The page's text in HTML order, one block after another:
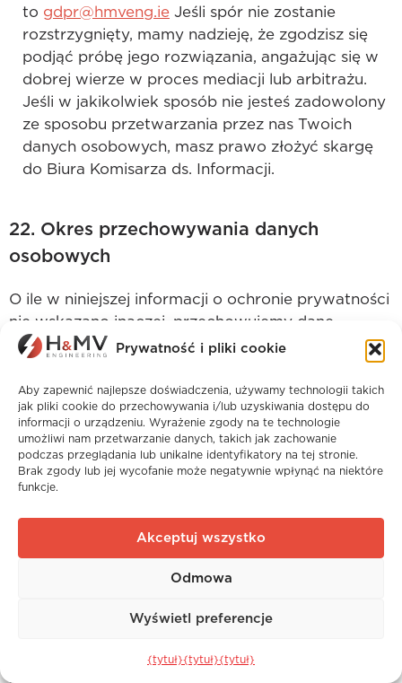
Prywatność i pliki cookie
Aby zapewnić najlepsze doświadczenia, używamy technologii takich
jak pliki cookie do przechowywania i/lub uzyskiwania dostępu do
informacji o urządzeniu. Wyrażenie zgody na te technologie
umożliwi nam przetwarzanie danych, takich jak zachowanie
podczas przeglądania lub unikalne identyfikatory na tej stronie.
Brak zgody lub jej wycofanie może negatywnie wpłynąć na niektóre
funkcje.
Akceptuj wszystko
Odmowa
Wyświetl preferencje
{tytuł}{tytuł}{tytuł}
to gdpr@hmveng.ie Jeśli spór nie zostanie
rozstrzygnięty, mamy nadzieję, że zgodzisz się
podjąć próbę jego rozwiązania, angażując się w
dobrej wierze w proces mediacji lub arbitrażu.
Jeśli w jakikolwiek sposób nie jesteś zadowolony
ze sposobu przetwarzania przez nas Twoich
danych osobowych, masz prawo złożyć skargę
do Biura Komisarza ds. Informacji.
22. Okres przechowywania danych
osobowych
O ile w niniejszej informacji o ochronie prywatności
nie wskazano inaczej, przechowujemy dane
osobowe użytkownika tylko tak długo, jak jest to
w celu świadczenia użytkownikowi żądanych
przez niego usług;
przestrzegania innych przepisów prawa, w tym
przez okres wymagany przez nasze organy
na poparcie roszczenia lub obrony w sądzie.
taki sposób, aby była zgodna z prawem każdego